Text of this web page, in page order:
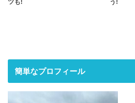
ツも!
う!
簡単なプロフィール